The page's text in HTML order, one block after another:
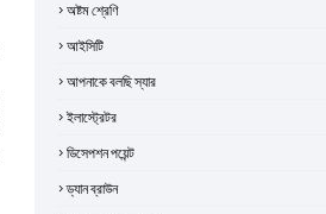
অষ্টম শ্রেণি
আইসিটি
আপনাকে বলছি স্যার
ইলাস্ট্রেটর
ডিসেপশন পয়েন্ট
ড্যান ব্রাউন